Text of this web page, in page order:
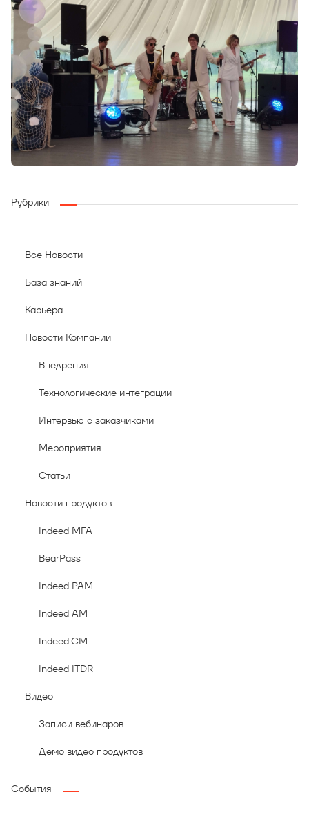
Рубрики
Все Новости
База знаний
Карьера
Новости Компании
Внедрения
Технологические интеграции
Интервью с заказчиками
Мероприятия
Статьи
Новости продуктов
Indeed MFA
BearPass
Indeed PAM
Indeed AM
Indeed CM
Indeed ITDR
Видео
Записи вебинаров
Демо видео продуктов
События